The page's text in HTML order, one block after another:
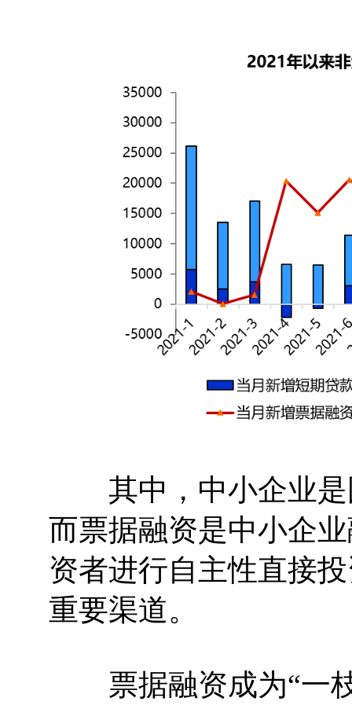
其中，中小企业是
而票据融资是中小企
资者进行自主性直接
重要渠道。
票据融资成为“一